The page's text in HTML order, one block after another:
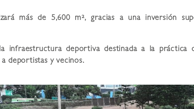
más de 5,600 m², gracias a una inversión
infraestructura deportiva destinada a la práctica
deportistas y vecinos.